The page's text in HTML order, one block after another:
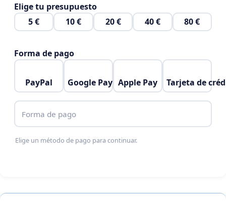
Elige tu presupuesto
5 €
10 € 20 € 40 € 80 €
Forma de pago
PayPal Google Pay Apple Pay Tarjeta de
Forma de pago
Elige un método de pago para continuar.